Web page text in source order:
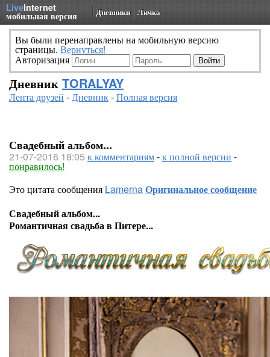
LiveInternet
мобильная версия Дневники Личка
Вы были перенаправлены на мобильную версию
страницы. Вернуться!
Авторизация
Дневник TORALYAY
Лента друзей -Дневник-Полная версия
Свадебный альбом...
21-07-2016 18:05 к комментариям-к полной версии -
понравилось!
Это цитата сообщения LamernaОригинальное сообщение
Свадебный альбом...
Романтичная свадьба в Питере...